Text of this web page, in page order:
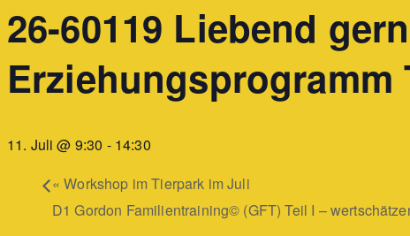
26-60119 Liebend
Erziehungsprogramm
11. Juli @ 9:30 - 14:30
« Workshop im Tierpark im Juli
D1 Gordon Familientraining© (GFT) Teil I –